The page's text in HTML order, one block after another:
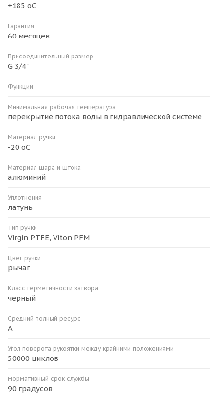
+185 оС
Гарантия
60 месяцев
Присоединительный размер
G 3/4"
Функции
Минимальная рабочая температура
перекрытие потока воды в гидравлической системе
Материал ручки
-20 оС
Материал шара и штока
алюминий
Уплотнения
латунь
Тип ручки
Virgin PTFE, Viton PFM
Цвет ручки
рычаг
Класс герметичности затвора
черный
Средний полный ресурс
А
Угол поворота рукоятки между крайними положениями
50000 циклов
Нормативный срок службы
90 градусов